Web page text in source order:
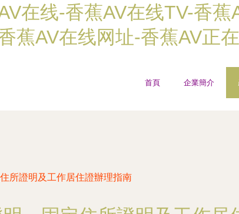
在线-香蕉AV在线TV-香
蕉AV在线网址-香蕉AV正
首頁 企業簡介
所證明及工作居住證辦理指南